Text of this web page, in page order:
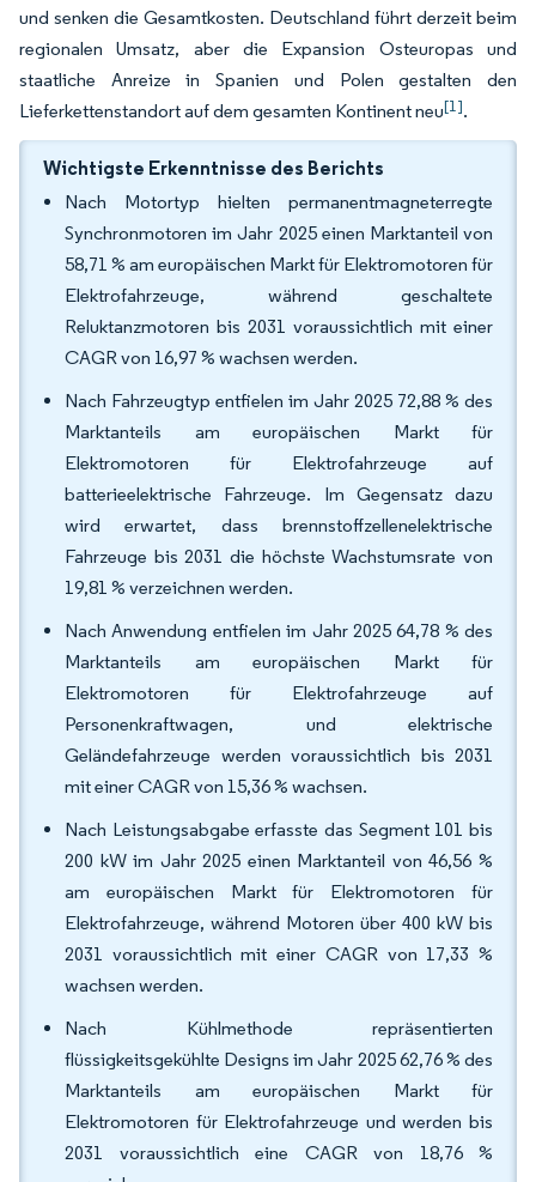
und senken die Gesamtkosten. Deutschland führt derzeit beim
regionalen Umsatz, aber die Expansion Osteuropas und
staatliche Anreize in Spanien und Polen gestalten den
Lieferkettenstandort auf dem gesamten Kontinent neu[1].
Wichtigste Erkenntnisse des Berichts
Nach Motortyp hielten permanentmagneterregte
Synchronmotoren im Jahr 2025 einen Marktanteil von
58,71 % am europäischen Markt für Elektromotoren für
Elektrofahrzeuge, während geschaltete
Reluktanzmotoren bis 2031 voraussichtlich mit einer
CAGR von 16,97 % wachsen werden.
Nach Fahrzeugtyp entfielen im Jahr 2025 72,88 % des
Marktanteils am europäischen Markt für
Elektromotoren für Elektrofahrzeuge auf
batterieelektrische Fahrzeuge. Im Gegensatz dazu
wird erwartet, dass brennstoffzellenelektrische
Fahrzeuge bis 2031 die höchste Wachstumsrate von
19,81 % verzeichnen werden.
Nach Anwendung entfielen im Jahr 2025 64,78 % des
Marktanteils am europäischen Markt für
Elektromotoren für Elektrofahrzeuge auf
Personenkraftwagen, und elektrische
Geländefahrzeuge werden voraussichtlich bis 2031
mit einer CAGR von 15,36 % wachsen.
Nach Leistungsabgabe erfasste das Segment 101 bis
200 kW im Jahr 2025 einen Marktanteil von 46,56 %
am europäischen Markt für Elektromotoren für
Elektrofahrzeuge, während Motoren über 400 kW bis
2031 voraussichtlich mit einer CAGR von 17,33 %
wachsen werden.
Nach Kühlmethode repräsentierten
flüssigkeitsgekühlte Designs im Jahr 2025 62,76 % des
Marktanteils am europäischen Markt für
Elektromotoren für Elektrofahrzeuge und werden bis
2031 voraussichtlich eine CAGR von 18,76 %